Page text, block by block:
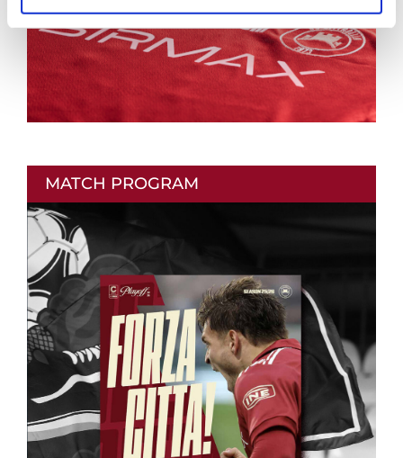
MATCH PROGRAM